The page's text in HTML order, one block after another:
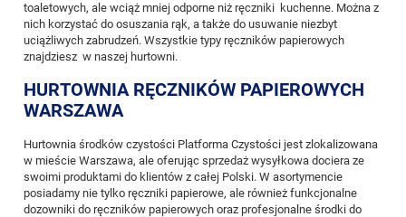
toaletowych, ale wciąż mniej odporne niż ręczniki kuchenne. Można z
nich korzystać do osuszania rąk, a także do usuwanie niezbyt
uciążliwych zabrudzeń. Wszystkie typy ręczników papierowych
znajdziesz w naszej hurtowni.
HURTOWNIA RĘCZNIKÓW PAPIEROWYCH
WARSZAWA
Hurtownia środków czystości Platforma Czystości jest zlokalizowana
w mieście Warszawa, ale oferując sprzedaż wysyłkowa dociera ze
swoimi produktami do klientów z całej Polski. W asortymencie
posiadamy nie tylko ręczniki papierowe, ale również funkcjonalne
dozowniki do ręczników papierowych oraz profesjonalne środki do